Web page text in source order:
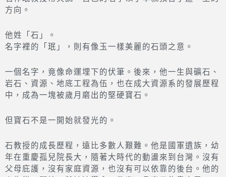
方向。
他姓「石」。
名字裡的「珉」，則有像玉一樣美麗的石頭之意。
一個名字，竟像命運埋下的伏筆。後來，他一生與礦石、
岩石、資源、地底工程為伍，也在成大資源系的發展歷程
中，成為一塊被歲月磨出的堅硬寶石。
但寶石不是一開始就發光的。
石教授的成長歷程，遠比多數人艱難。他是國軍遺族，幼
年在重慶孤兒院長大，隨著大時代的動盪來到台灣。沒有
父母庇護，沒有家庭資源，也沒有可以依靠的後台。他的